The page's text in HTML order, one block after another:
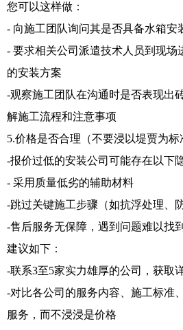
您可以这样做：
- 向施工团队询问其是否具备水箱安
- 要求相关公司派遣技术人员到现场
的安装方案
-观察施工团队在沟通时是否表现出
解施工流程和注意事项
5.价格是否合理（不要浸以堤贾为标
-报价过低的安装公司可能存在以下
- 采用质量低劣的辅助材料
-跳过关键施工步骤（如抗浮处理、
-售后服务无保障，遇到问题难以找
建议如下：
-联系3至5家实力雄厚的公司，获取
-对比各公司的服务内容、施工标准
服务，而不浸浸是价格